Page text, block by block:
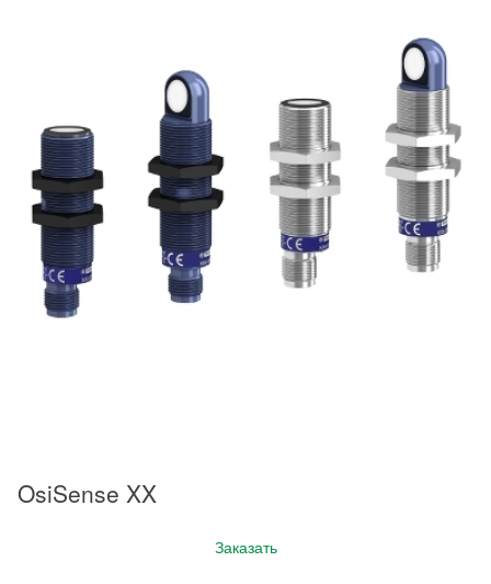
OsiSense XX
Заказать